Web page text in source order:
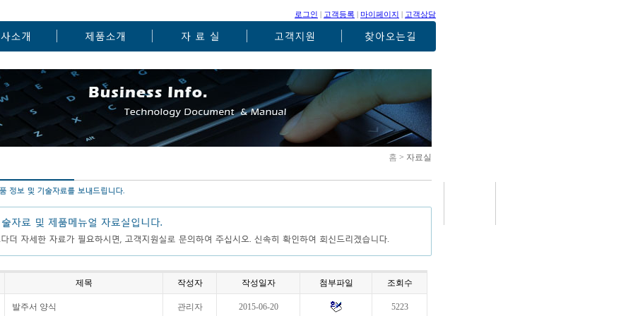
로그인 | 고객등록 | 마이페이지 | 고객상담
홈 > 자료실
제목 작성자 작성일자 첨부파일 조회수
발주서 양식 관리자 2015-06-20 5223